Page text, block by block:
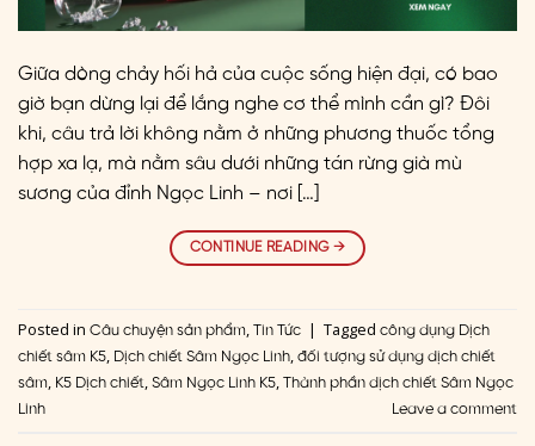
Giữa dòng chảy hối hả của cuộc sống hiện đại, có bao
giờ bạn dừng lại để lắng nghe cơ thể mình cần gì? Đôi
khi, câu trả lời không nằm ở những phương thuốc tổng
hợp xa lạ, mà nằm sâu dưới những tán rừng già mù
sương của đỉnh Ngọc Linh – nơi […]
CONTINUE READING →
Posted in Câu chuyện sản phẩm, Tin Tức | Tagged công dụng Dịch
chiết sâm K5, Dịch chiết Sâm Ngọc Linh, đối tượng sử dụng dịch chiết
sâm, K5 Dịch chiết, Sâm Ngọc Linh K5, Thành phần dịch chiết Sâm Ngọc
Linh
Leave a comment